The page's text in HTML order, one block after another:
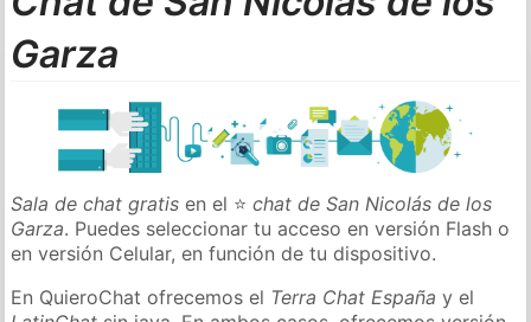
Garza
Sala de chat gratis en el ⭐chat de San Nicolás de los
Garza. Puedes seleccionar tu acceso en versión Flash o
en versión Celular, en función de tu dispositivo.
En QuieroChat ofrecemos el Terra Chat España y el